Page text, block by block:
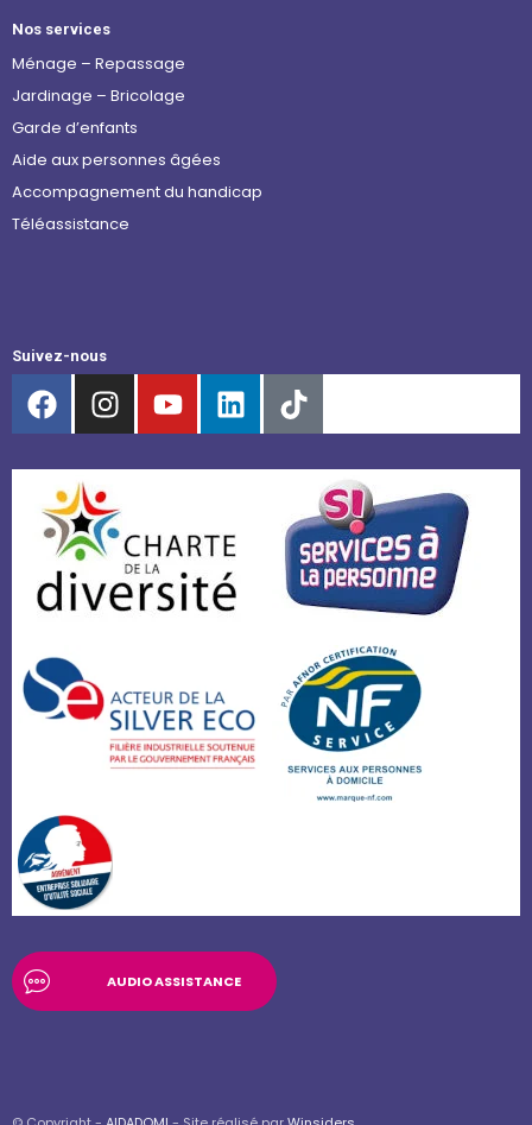
Nos services
Ménage – Repassage
Jardinage – Bricolage
Garde d’enfants
Aide aux personnes âgées
Accompagnement du handicap
Téléassistance
Suivez-nous
AUDIO ASSISTANCE